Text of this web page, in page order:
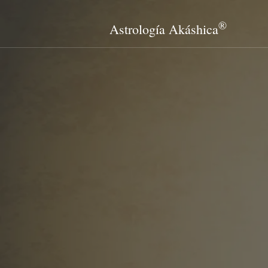
Astrología Akáshica®